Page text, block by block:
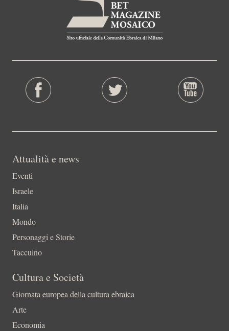
Attualità e news
Eventi
Israele
Italia
Mondo
Personaggi e Storie
Taccuino
Cultura e Società
Giornata europea della cultura ebraica
Arte
Economia